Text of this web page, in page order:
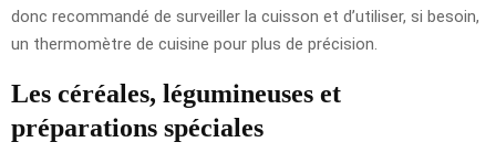
donc recommandé de surveiller la cuisson et d’utiliser, si besoin,
un thermomètre de cuisine pour plus de précision.
Les céréales, légumineuses et
préparations spéciales